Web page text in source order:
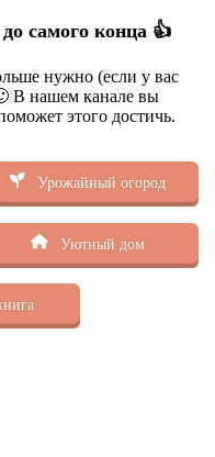
самого конца 👍
нужно (если у вас
В нашем канале вы
этого достичь.
Урожайный огород
Уютный дом